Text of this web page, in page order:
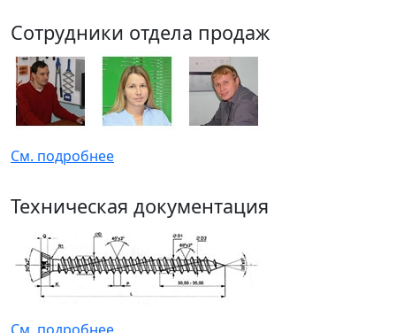
Сотрудники отдела продаж
См. подробнее
Техническая документация